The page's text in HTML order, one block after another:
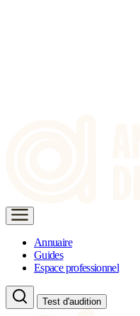
Annuaire
Guides
Espace professionnel
Test d'audition